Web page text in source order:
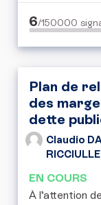
6/150000
Plan de
des
dette
Claudio
RICCIULLE
EN COURS
​À l’attention